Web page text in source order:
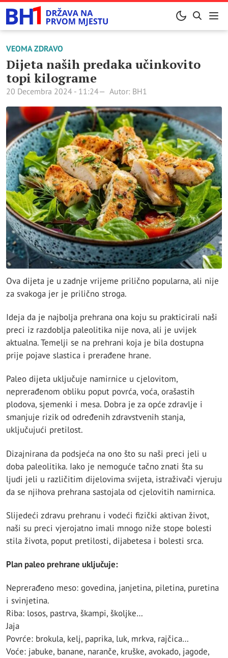
VEOMA ZDRAVO
Dijeta naših predaka učinkovito
topi kilograme
20 Decembra 2024 - 11:24 Autor: BH1
Ova dijeta je u zadnje vrijeme prilično popularna, ali nije
za svakoga jer je prilično stroga.
Ideja da je najbolja prehrana ona koju su prakticirali naši
preci iz razdoblja paleolitika nije nova, ali je uvijek
aktualna. Temelji se na prehrani koja je bila dostupna
prije pojave slastica i prerađene hrane.
Paleo dijeta uključuje namirnice u cjelovitom,
neprerađenom obliku poput povrća, voća, orašastih
plodova, sjemenki i mesa. Dobra je za opće zdravlje i
smanjuje rizik od određenih zdravstvenih stanja,
uključujući pretilost.
Dizajnirana da podsjeća na ono što su naši preci jeli u
doba paleolitika. Iako je nemoguće tačno znati šta su
ljudi jeli u različitim dijelovima svijeta, istraživači vjeruju
da se njihova prehrana sastojala od cjelovitih namirnica.
Slijedeći zdravu prehranu i vodeći fizički aktivan život,
naši su preci vjerojatno imali mnogo niže stope bolesti
stila života, poput pretilosti, dijabetesa i bolesti srca.
Plan paleo prehrane uključuje:
Neprerađeno meso: govedina, janjetina, piletina, puretina
i svinjetina.
Riba: losos, pastrva, škampi, školjke…
Jaja
Povrće: brokula, kelj, paprika, luk, mrkva, rajčica…
Voće: jabuke, banane, naranče, kruške, avokado, jagode,